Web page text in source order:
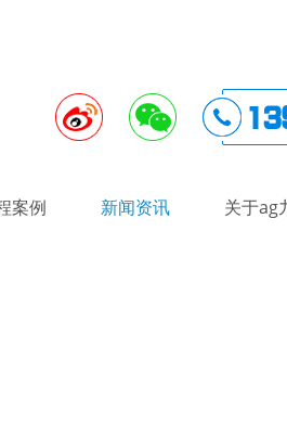
案例 新闻资讯 关于ag